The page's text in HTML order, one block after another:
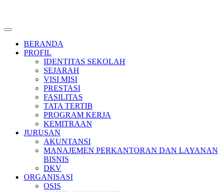
BERANDA
PROFIL
IDENTITAS SEKOLAH
SEJARAH
VISI MISI
PRESTASI
FASILITAS
TATA TERTIB
PROGRAM KERJA
KEMITRAAN
JURUSAN
AKUNTANSI
MANAJEMEN PERKANTORAN DAN LAYANAN
BISNIS
DKV
ORGANISASI
OSIS